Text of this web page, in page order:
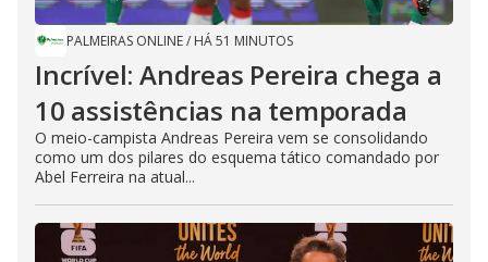
PALMEIRAS ONLINE/ HÁ 51 MINUTOS
Incrível: Andreas Pereira chega a
10 assistências na temporada
O meio-campista Andreas Pereira vem se consolidando
como um dos pilares do esquema tático comandado por
Abel Ferreira na atual...